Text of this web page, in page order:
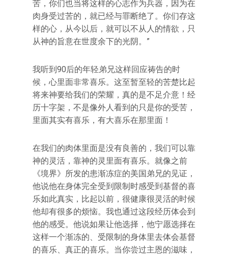
苦，你们也当将这样的心志作为兵器，因为在
肉身受过苦的，就已经与罪断绝了。你们存这
样的心，从今以后，就可以不从人的情欲，只
从神的旨意在世度余下的光阴。”
我听到90后的年轻弟兄这样回应祷告的时
候，心里面非常喜乐。这至暂至轻的苦楚比起
将来神要给我们的荣耀，真的是不足介意！经
历十字架，不是像外人看到的只是你的受苦，
里面其实有喜乐，有大喜乐在那里面！
在我们的肉体里面是没有良善的，我们可以靠
神的灵活，靠神的灵里面有喜乐。就像之前
《境界》所发的患渐冻症的美国弟兄的见证，
他说他在身体完全受到限制时感受到基督的喜
乐如此真实，比起以前，很健康很灵活的时候
他却有很多的烦恼。我也通过这段经历体会到
他的感受。他说如果让他选择，他宁愿选择在
这样一个渐冻的、受限制的身体里去体会基督
的喜乐、真正的喜乐。当你尝过主恩的滋味，